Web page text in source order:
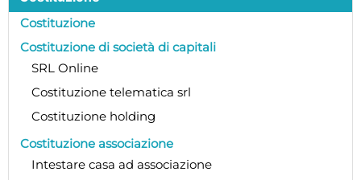
Costituzione
Costituzione di società di capitali
SRL Online
Costituzione telematica srl
Costituzione holding
Costituzione associazione
Intestare casa ad associazione